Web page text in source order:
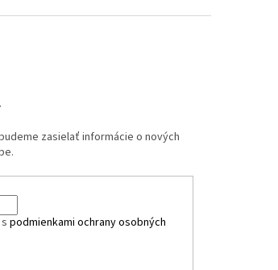
zasielať informácie o nových
spodmienkami ochrany osobných